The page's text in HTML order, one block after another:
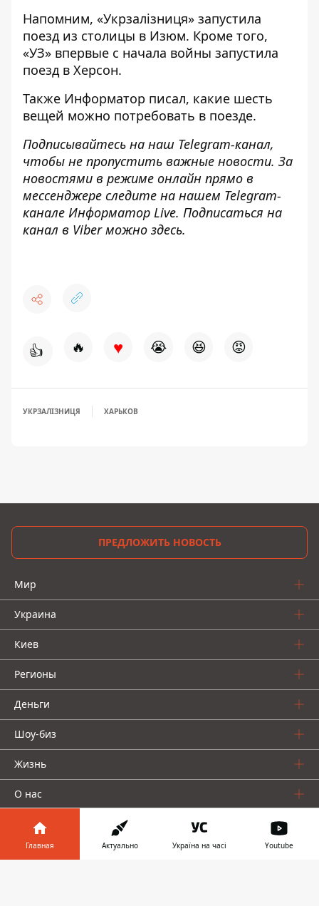
Напомним, «Укрзалізниця» запустила
поезд из столицы в Изюм. Кроме того,
«УЗ» впервые с начала войны запустила
поезд в Херсон.
Также Информатор писал, какие шесть
вещей можно потребовать в поезде.
Подписывайтесь на наш Telegram-канал,
чтобы не пропустить важные новости. За
новостями в режиме онлайн прямо в
мессенджере следите на нашем Telegram-
канале Информатор Live. Подписаться на
канал в Viber можно здесь.
👍 🔥 ♥ 😭 😆 😡
УКРЗАЛІЗНИЦЯ ХАРЬКОВ
ПРЕДЛОЖИТЬ НОВОСТЬ
Мир
Украина
Киев
Регионы
Деньги
Шоу-биз
Жизнь
О нас
Главная Актуально Україна на часі Youtube